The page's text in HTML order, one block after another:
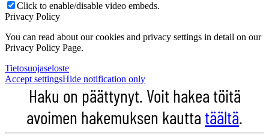
Click to enable/disable video embeds.
Privacy Policy
You can read about our cookies and privacy settings in detail on our
Privacy Policy Page.
Tietosuojaseloste
Accept settingsHide notification only
Haku on päättynyt. Voit hakea töitä
avoimen hakemuksen kauttatäältä.